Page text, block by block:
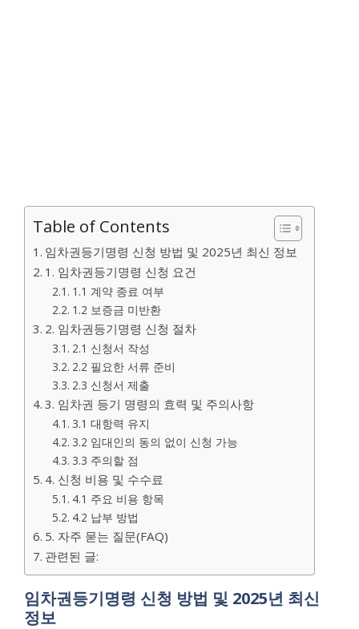
Table of Contents
임차권등기명령 신청 방법 및 2025년 최신 정보
1. 임차권등기명령 신청 요건
1.1 계약 종료 여부
1.2 보증금 미반환
2. 임차권등기명령 신청 절차
2.1 신청서 작성
2.2 필요한 서류 준비
2.3 신청서 제출
3. 임차권 등기 명령의 효력 및 주의사항
3.1 대항력 유지
3.2 임대인의 동의 없이 신청 가능
3.3 주의할 점
4. 신청 비용 및 수수료
4.1 주요 비용 항목
4.2 납부 방법
5. 자주 묻는 질문(FAQ)
관련된 글:
임차권등기명령 신청 방법 및 2025년 최신
정보